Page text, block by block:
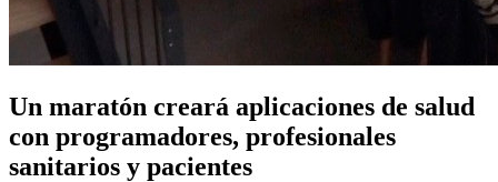
Un maratón creará aplicaciones de salud
con programadores, profesionales
sanitarios y pacientes